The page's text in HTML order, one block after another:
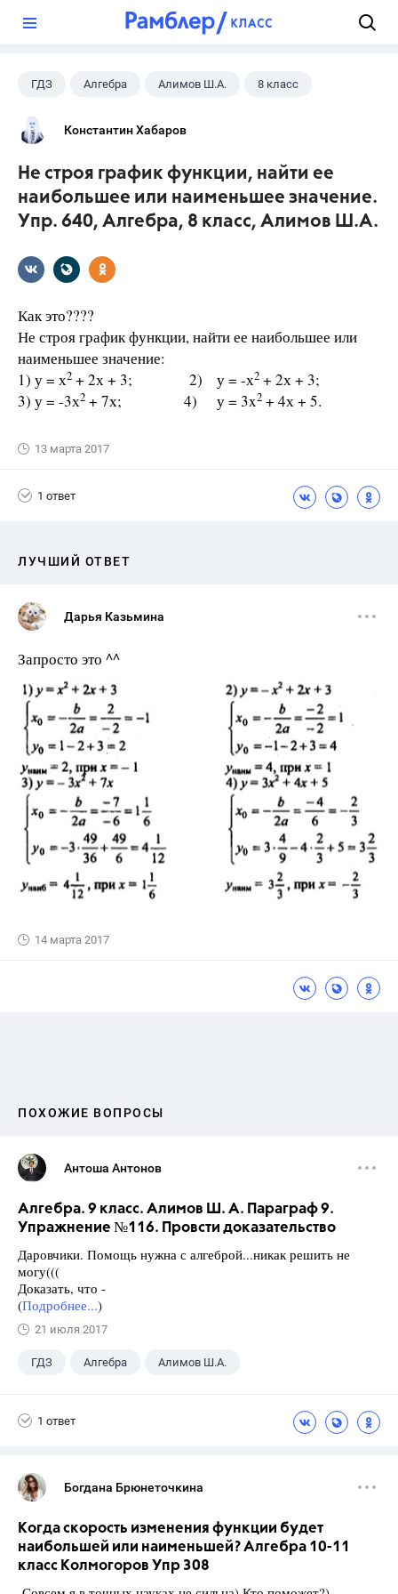
ГДЗ Алгебра Алимов Ш.А. 8 класс
Константин Хабаров
Не строя график функции, найти ее
наибольшее или наименьшее значение.
Упр. 640, Алгебра, 8 класс, Алимов Ш.А.
Как это????
Не строя график функции, найти ее наибольшее или
наименьшее значение:
1) у = х2 + 2х + 3; 2) у = -х2 + 2х + 3;
3) у = -3х2 + 7х; 4) у = 3x2 + 4х + 5.
13 марта 2017
1 ответ
ЛУЧШИЙ ОТВЕТ
Дарья Казьмина
Запросто это ^^
14 марта 2017
ПОХОЖИЕ ВОПРОСЫ
Антоша Антонов
Алгебра. 9 класс. Алимов Ш. А. Параграф 9.
Упражнение №116. Провсти доказательство
Даровчики. Помощь нужна с алгеброй...никак решить не
могу(((
Доказать, что -
(Подробнее...)
21 июля 2017
ГДЗ Алгебра Алимов Ш.А.
1 ответ
Богдана Брюнеточкина
Когда скорость изменения функции будет
наибольшей или наименьшей? Алгебра 10-11
класс Колмогоров Упр 308